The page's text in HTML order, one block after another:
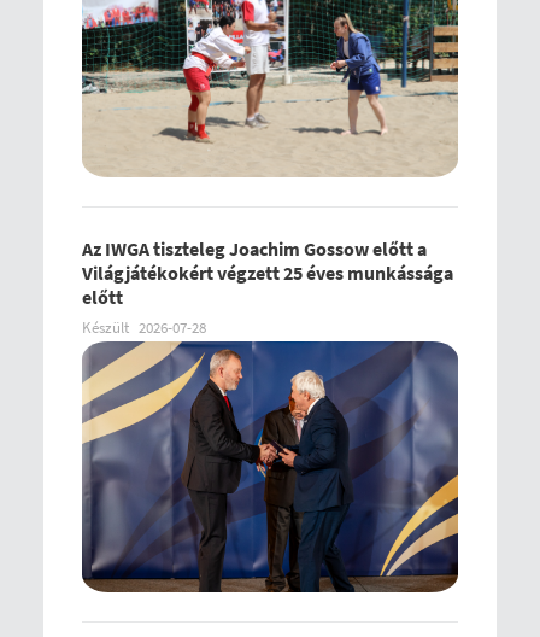
Az IWGA tiszteleg Joachim Gossow előtt a
Világjátékokért végzett 25 éves munkássága
előtt
Készült 2026-07-28